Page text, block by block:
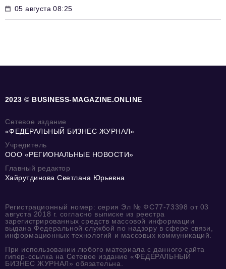
05 августа 08:25
2023 © BUSINESS-MAGAZINE.ONLINE
Сетевое издание
«ФЕДЕРАЛЬНЫЙ БИЗНЕС ЖУРНАЛ»
Учредитель
ООО «РЕГИОНАЛЬНЫЕ НОВОСТИ»
Главный редактор
Хайрутдинова Светлана Юрьевна
Регистрационный номер: серия Эл № ФС77-73398 от 03
августа 2018 г. согласно выписке из реестра
зарегистрированных средств массовой информации
выдана Федеральной службой по надзору в сфере связи,
информационных технологий и массовых коммуникаций.
При использовании любого материала с данного сайта
гипер-ссылка на Сетевое издание «ФЕДЕРАЛЬНЫЙ
БИЗНЕС ЖУРНАЛ» обязательна.